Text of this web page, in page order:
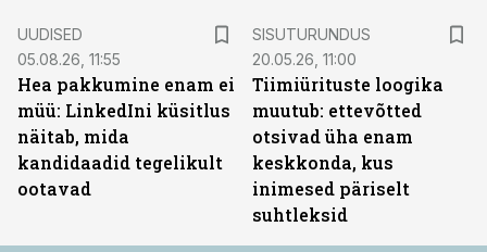
UUDISED
05.08.26, 11:55
Hea pakkumine enam ei
müü: LinkedIni küsitlus
näitab, mida
kandidaadid tegelikult
ootavad
SISUTURUNDUS
20.05.26, 11:00
Tiimiürituste loogika
muutub: ettevõtted
otsivad üha enam
keskkonda, kus
inimesed päriselt
suhtleksid